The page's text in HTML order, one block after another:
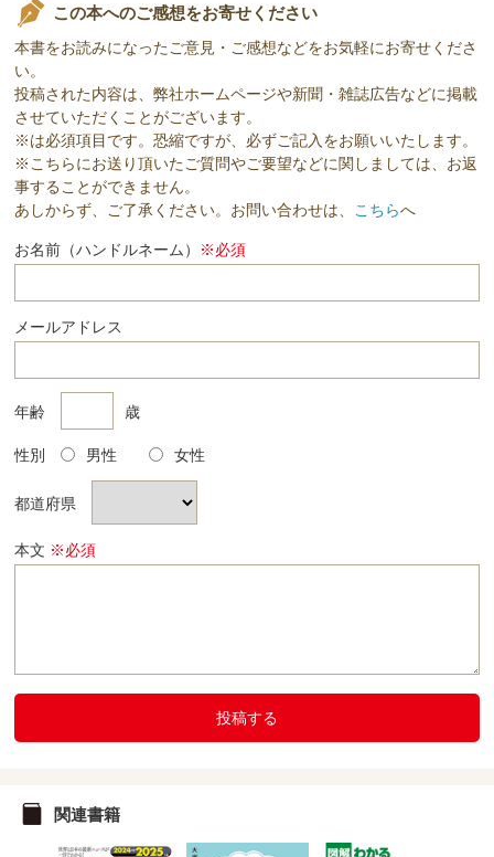
この本へのご感想をお寄せください
本書をお読みになったご意見・ご感想などをお気軽にお寄せくださ
い。
投稿された内容は、弊社ホームページや新聞・雑誌広告などに掲載
させていただくことがございます。
※は必須項目です。恐縮ですが、必ずご記入をお願いいたします。
※こちらにお送り頂いたご質問やご要望などに関しましては、お返
事することができません。
あしからず、ご了承ください。お問い合わせは、 こちらへ
お名前（ハンドルネーム） ※必須
メールアドレス
年齢 歳
性別 男性 女性
都道府県
本文 ※必須
投稿する
関連書籍